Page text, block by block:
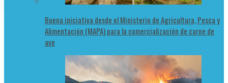
Buena iniciativa desde el Ministerio de Agricultura, Pesca y
Alimentación (MAPA) para la comercialización de carne de
ave